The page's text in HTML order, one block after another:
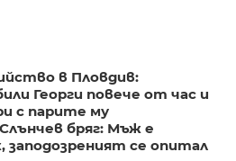
в Пловдив:
Георги повече от час и
с парите му
бряг: Мъж е
заподозреният се опитал